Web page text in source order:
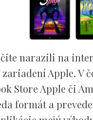
narazili na
Apple. V
Store Apple či
formát a